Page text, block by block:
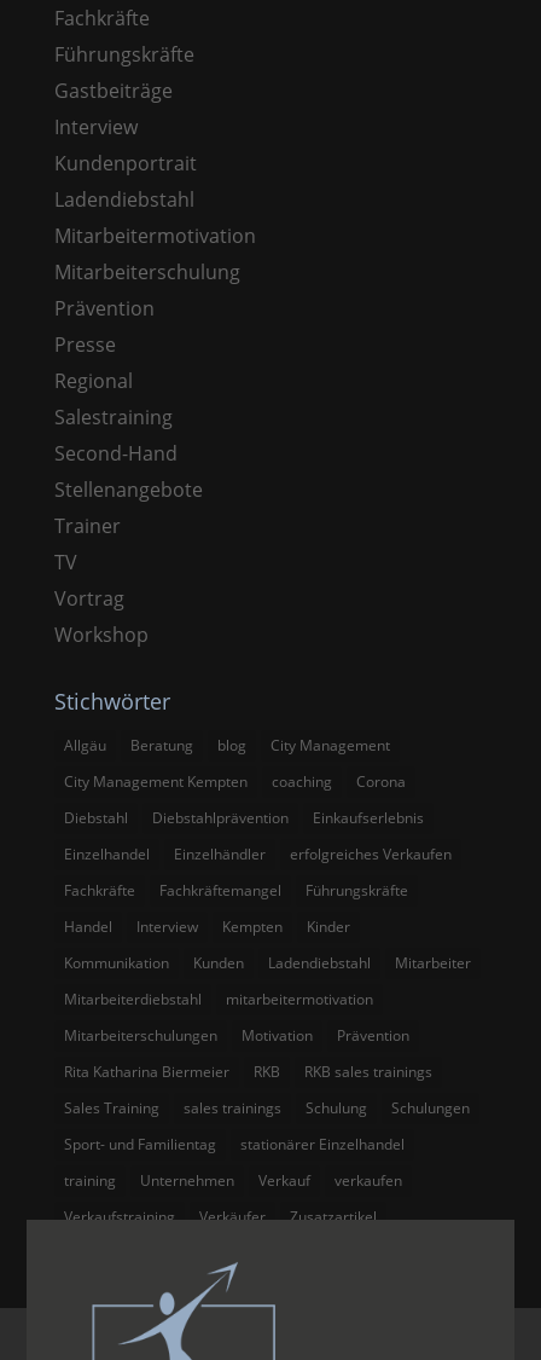
Fachkräfte
Führungskräfte
Gastbeiträge
Interview
Kundenportrait
Ladendiebstahl
Mitarbeitermotivation
Mitarbeiterschulung
Prävention
Presse
Regional
Salestraining
Second-Hand
Stellenangebote
Trainer
TV
Vortrag
Workshop
Stichwörter
Allgäu Beratung blog
City Management
City Management Kempten
coaching
Corona
Diebstahl
Diebstahlprävention
Einkaufserlebnis
Einzelhandel
Einzelhändler
erfolgreiches Verkaufen
Fachkräfte
Fachkräftemangel
Führungskräfte
Handel
Interview Kempten
Kinder
Kommunikation
Kunden Ladendiebstahl
Mitarbeiter
Mitarbeiterdiebstahl
mitarbeitermotivation
Mitarbeiterschulungen
Motivation
Prävention
Rita Katharina Biermeier
RKB
RKB sales trainings
Sales Training
sales trainings Schulung
Schulungen
Sport- und Familientag
stationärer Einzelhandel
training
Unternehmen Verkauf
verkaufen
Verkaufstraining
Verkäufer Zusatzartikel